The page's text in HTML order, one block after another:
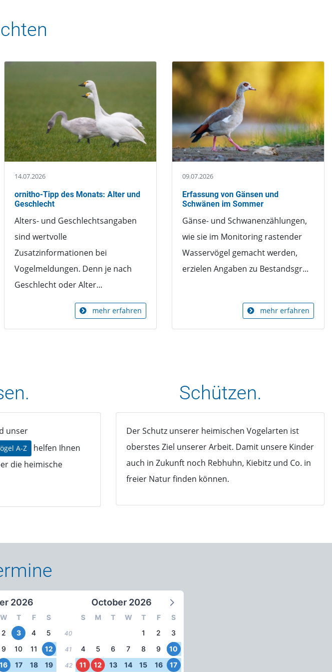
14.07.2026
ornitho-Tipp des Monats: Alter und
Geschlecht
Alters- und Geschlechtsangaben
sind wertvolle
Zusatzinformationen bei
Vogelmeldungen. Denn je nach
Geschlecht oder Alter...
mehr erfahren
09.07.2026
Erfassung von Gänsen und
Schwänen im Sommer
Gänse- und Schwanenzählungen,
wie sie im Monitoring rastender
Wasservögel gemacht werden,
erzielen Angaben zu Bestandsgr...
mehr erfahren
unser
A-Z
helfen Ihnen
die heimische
Schützen.
Der Schutz unserer heimischen Vogelarten ist
oberstes Ziel unserer Arbeit. Damit unsere Kinder
auch in Zukunft noch Rebhuhn, Kiebitz und Co. in
freier Natur finden können.
2026
W T F S
2 3 4 5
9 10 11 12
16 17 18 19
October 2026
S M T W T F S
40 1 2 3
41 4 5 6 7 8 9 10
42 11 12 13 14 15 16 17